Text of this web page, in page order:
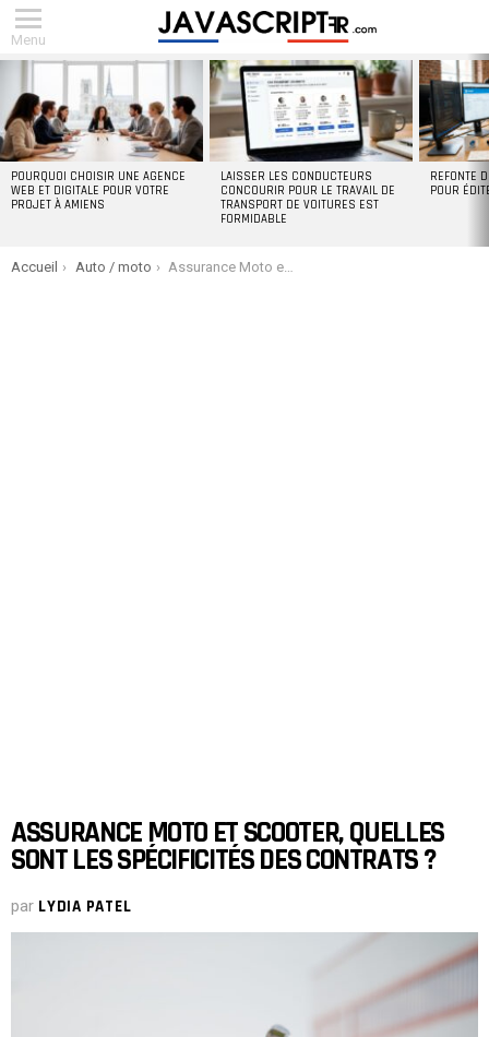
Menu
POURQUOI CHOISIR UNE AGENCE
WEB ET DIGITALE POUR VOTRE
PROJET À AMIENS
LAISSER LES CONDUCTEURS
CONCOURIR POUR LE TRAVAIL DE
TRANSPORT DE VOITURES EST
FORMIDABLE
REFONTE
POUR
You are here:
Accueil Auto / moto Assurance Moto et Scooter, quelles sont les spécificités des contrats ?
ASSURANCE MOTO ET SCOOTER, QUELLES
SONT LES SPÉCIFICITÉS DES CONTRATS ?
par LYDIA PATEL